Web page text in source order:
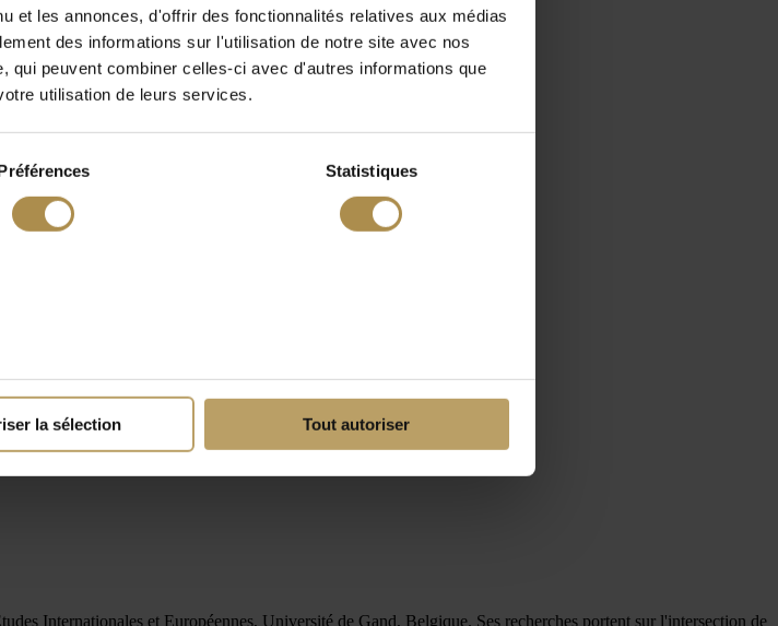
et les annonces, d'offrir des fonctionnalités relatives aux médias
des informations sur l'utilisation de notre site avec nos
qui peuvent combiner celles-ci avec d'autres informations que
utilisation de leurs services.
Statistiques
la sélection Tout autoriser
Internationales et Européennes, Université de Gand, Belgique. Ses recherches portent sur l'intersection de